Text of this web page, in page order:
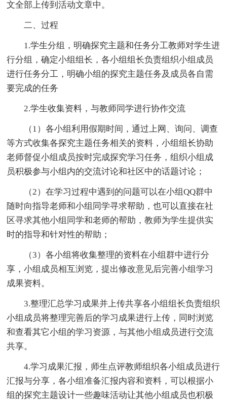
文全部上传到活动文章中。
二、过程
1.学生分组，明确探究主题和任务分工教师对学生进
行分组，确定小组组长，各小组组长负责组织小组成员
进行任务分工，明确小组的探究主题任务及成员各自需
要完成的任务
2.学生收集资料，与教师同学进行协作交流
（1）各小组利用假期时间，通过上网、询问、调查
等方式收集各探究主题任务相关的资料，小组组长协助
老师督促小组成员按时完成探究学习任务，组织小组成
员积极参与小组内的交流讨论和社区中的话题讨论；
（2）在学习过程中遇到的问题可以在小组QQ群中
随时向指导老师和小组同学寻求帮助，也可以直接在社
区寻求其他小组同学和老师的帮助，教师为学生提供实
时的指导和针对性的帮助；
（3）各小组将收集整理的资料在小组群中进行分
享，小组成员相互浏览，提出修改意见后完善小组学习
成果资料。
3.整理汇总学习成果并上传共享各小组组长负责组织
小组成员将整理完善后的学习成果进行上传，同时浏览
和查看其它小组的学习资源，与其他小组成员进行交流
共享。
4.学习成果汇报，师生点评教师组织各小组成员进行
汇报与分享，各小组准备汇报内容和资料，可以根据小
组的探究主题设计一些趣味活动让其他小组成员也积极